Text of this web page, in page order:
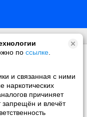
по ссылке
и связанная с ними
наркотических
причиняет
запрещён и влечёт